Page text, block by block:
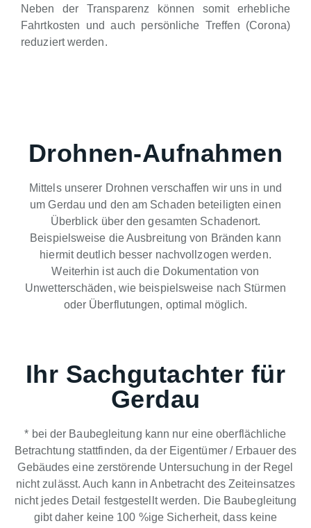
Neben der Transparenz können somit erhebliche
Fahrtkosten und auch persönliche Treffen (Corona)
reduziert werden.
Drohnen-Aufnahmen
Mittels unserer Drohnen verschaffen wir uns in und
um Gerdau und den am Schaden beteiligten einen
Überblick über den gesamten Schadenort.
Beispielsweise die Ausbreitung von Bränden kann
hiermit deutlich besser nachvollzogen werden.
Weiterhin ist auch die Dokumentation von
Unwetterschäden, wie beispielsweise nach Stürmen
oder Überflutungen, optimal möglich.
Ihr Sachgutachter für
Gerdau
* bei der Baubegleitung kann nur eine oberflächliche
Betrachtung stattfinden, da der Eigentümer / Erbauer des
Gebäudes eine zerstörende Untersuchung in der Regel
nicht zulässt. Auch kann in Anbetracht des Zeiteinsatzes
nicht jedes Detail festgestellt werden. Die Baubegleitung
gibt daher keine 100 %ige Sicherheit, dass keine